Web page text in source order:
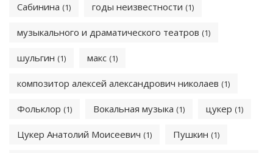
Сабинина (1) годы неизвестности (1)
музыкального и драматического театров (1)
шульгин (1) макс (1)
композитор алексей александрович николаев (1)
Фольклор (1) Вокальная музыка (1) цукер (1)
Цукер Анатолий Моисеевич (1) Пушкин (1)